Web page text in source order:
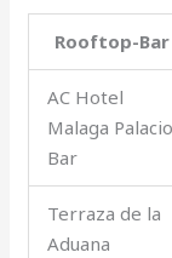
Rooftop-Bar
AC Hotel
Malaga Palacio
Bar
Terraza de la
Aduana